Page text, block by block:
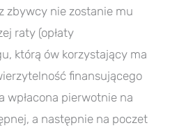
zbywcy nie zostanie mu
raty (opłaty
którą ów korzystający ma
finansującego
wpłacona pierwotnie na
a następnie na poczet